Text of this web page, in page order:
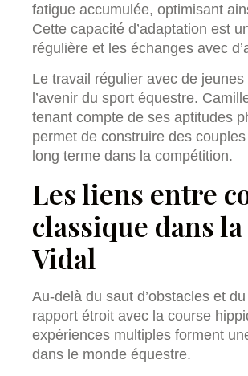
fatigue accumulée, optimisant
Cette capacité d’adaptation est
régulière et les échanges avec
Le travail régulier avec de
l’avenir du sport équestre.
tenant compte de ses aptitudes
permet de construire des
long terme dans la compétition.
Les liens entre
classique dans
Vidal
Au-delà du saut d’obstacles et
rapport étroit avec la course
expériences multiples forment
dans le monde équestre.